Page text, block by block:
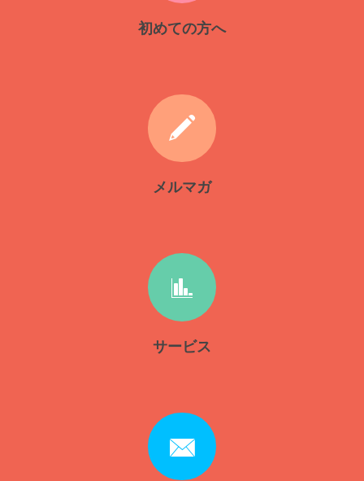
初めての方へ
メルマガ
サービス